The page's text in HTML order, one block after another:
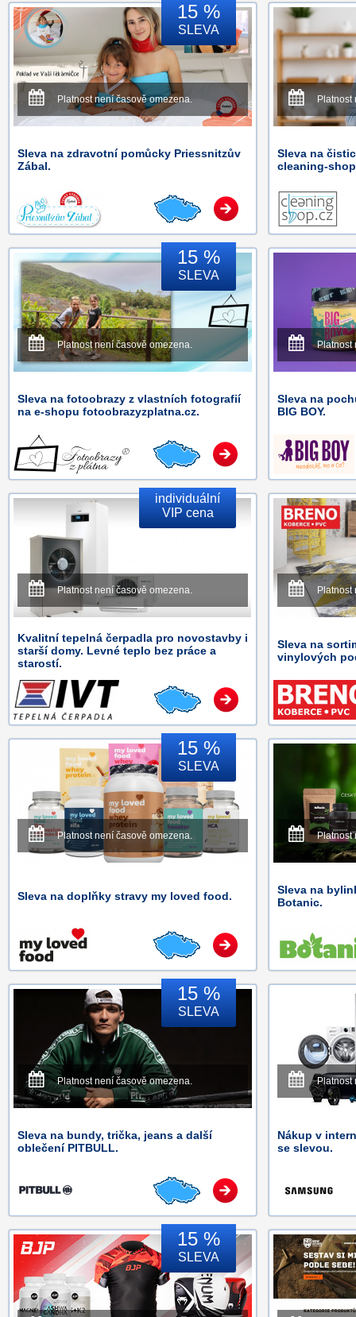
15 %
SLEVA
Platnost není časově omezena.
Sleva na zdravotní pomůcky Priessnitzův
Zábal.
Platnost
Sleva na
cleaning-
15 %
SLEVA
Platnost není časově omezena.
Sleva na fotoobrazy z vlastních fotografií
na e-shopu fotoobrazyzplatna.cz.
Platnost
Sleva na
BIG BOY.
individuální
VIP cena
Platnost není časově omezena.
Kvalitní tepelná čerpadla pro novostavby i
starší domy. Levné teplo bez práce a
starostí.
Platnost
Sleva na
vinylových
15 %
SLEVA
Platnost není časově omezena.
Sleva na doplňky stravy my loved food.
Platnost
Sleva na
Botanic.
15 %
SLEVA
Platnost není časově omezena.
Sleva na bundy, trička, jeans a další
oblečení PITBULL.
Platnost
Nákup v
se slevou.
15 %
SLEVA